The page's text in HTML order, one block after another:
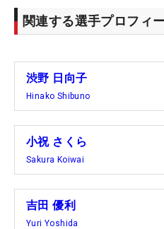
関連する選手プロフィ
渋野 日向子
Hinako Shibuno
小祝 さくら
Sakura Koiwai
吉田 優利
Yuri Yoshida